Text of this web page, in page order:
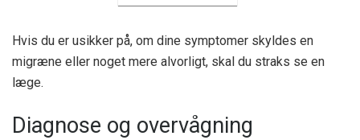
Hvis du er usikker på, om dine symptomer skyldes en
migræne eller noget mere alvorligt, skal du straks se en
læge.
Diagnose og overvågning